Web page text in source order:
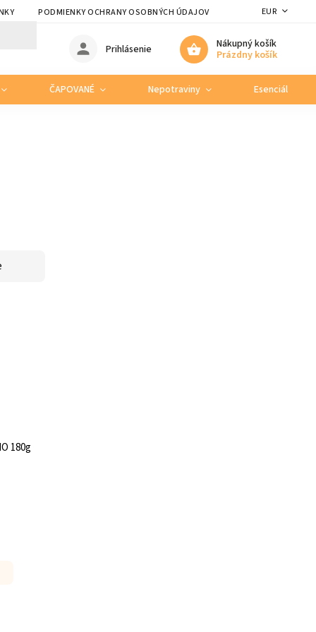
PODMIENKY OCHRANY OSOBNÝCH ÚDAJOV EUR
Nákupný košík
Prázdny košík
Prihlásenie
ČAPOVANÉ Nepotraviny Esenciálne
180g